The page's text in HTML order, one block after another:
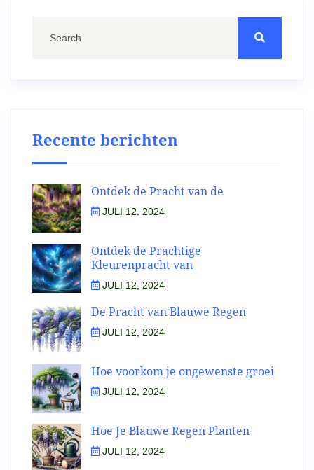
Recente berichten
Ontdek de Pracht van de
JULI 12, 2024
Ontdek de Prachtige
Kleurenpracht van
JULI 12, 2024
De Pracht van Blauwe Regen
JULI 12, 2024
Hoe voorkom je ongewenste groei
JULI 12, 2024
Hoe Je Blauwe Regen Planten
JULI 12, 2024